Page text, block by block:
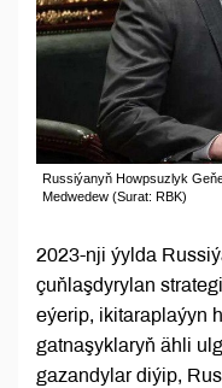
Russiýanyň Howpsuzlyk
Medwedew (Surat: RBK)
2023-nji ýylda
çuňlaşdyrylan
eýerip, ikitaraplaýyn
gatnaşyklaryň ähli
gazandylar diýip,